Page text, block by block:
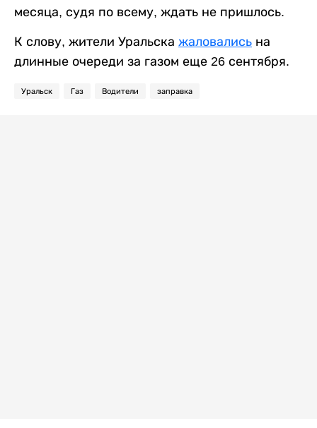
месяца, судя по всему, ждать не пришлось.
К слову, жители Уральска жаловались на
длинные очереди за газом еще 26 сентября.
Уральск Газ Водители заправка